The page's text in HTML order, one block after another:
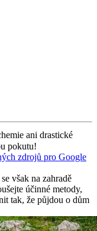
ani drastické
pokutu!
zdrojů pro Google
však na zahradě
účinné metody,
tak, že půjdou o dům